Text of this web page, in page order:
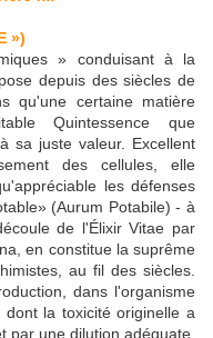
»)
» conduisant à la
depuis des siècles de
qu'une certaine matière
Quintessence que
sa juste valeur. Excellent
des cellules, elle
les défenses
(Aurum Potabile) - à
de l'Élixir Vitae par
en constitue la suprême
au fil des siècles.
dans l'organisme
la toxicité originelle a
par une dilution adéquate,